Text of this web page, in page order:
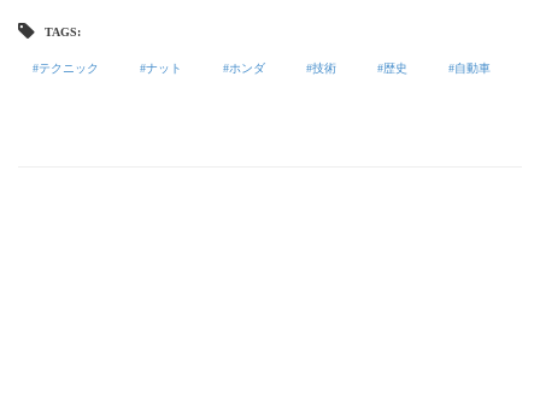
TAGS:
テクニック ナット ホンダ 技術 歴史 自動車